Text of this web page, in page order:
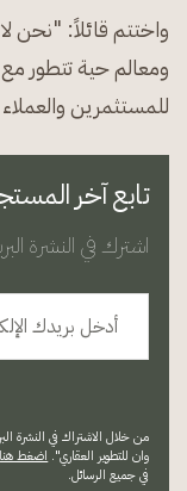
واختتم قائلاً:
ومعالم حية تتطور
للمستثمرين
تابع آخر
اشترك في النشرة
من خلال الاشتراك في النشرة
وان للتطوير العقاري". اضغط هنا
في جميع الرسائل.